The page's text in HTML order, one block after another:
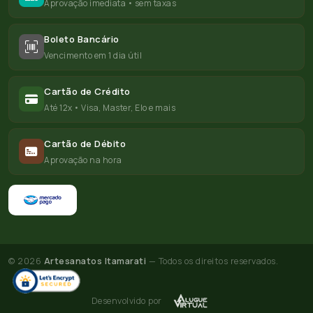
Aprovação imediata • sem taxas
Boleto Bancário
Vencimento em 1 dia útil
Cartão de Crédito
Até 12x • Visa, Master, Elo e mais
Cartão de Débito
Aprovação na hora
© 2026 Artesanatos Itamarati — Todos os direitos reservados.
Desenvolvido por